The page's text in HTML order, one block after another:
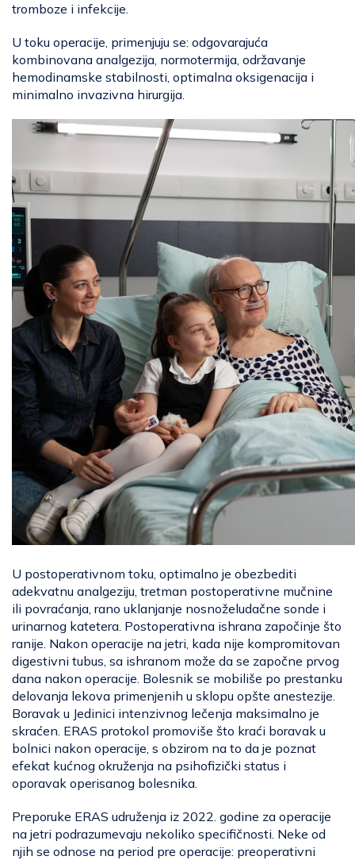
tromboze i infekcije.
U toku operacije, primenjuju se: odgovarajuća
kombinovana analgezija, normotermija, održavanje
hemodinamske stabilnosti, optimalna oksigenacija i
minimalno invazivna hirurgija.
U postoperativnom toku, optimalno je obezbediti
adekvatnu analgeziju, tretman postoperativne mučnine
ili povraćanja, rano uklanjanje nosnoželudačne sonde i
urinarnog katetera. Postoperativna ishrana započinje što
ranije. Nakon operacije na jetri, kada nije kompromitovan
digestivni tubus, sa ishranom može da se započne prvog
dana nakon operacije. Bolesnik se mobiliše po prestanku
delovanja lekova primenjenih u sklopu opšte anestezije.
Boravak u Jedinici intenzivnog lečenja maksimalno je
skraćen. ERAS protokol promoviše što kraći boravak u
bolnici nakon operacije, s obzirom na to da je poznat
efekat kućnog okruženja na psihofizički status i
oporavak operisanog bolesnika.
Preporuke ERAS udruženja iz 2022. godine za operacije
na jetri podrazumevaju nekoliko specifičnosti. Neke od
njih se odnose na period pre operacije: preoperativni